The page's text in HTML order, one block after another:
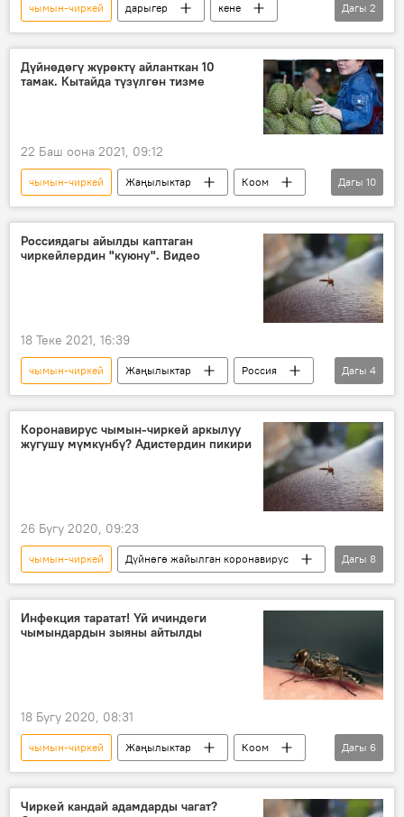
чымын-чиркей дарыгер
кене
вирус
оору
Дагы 2
Дүйнөдөгү жүрөктү айланткан 10
тамак. Кытайда түзүлгөн тизме
22 Баш оона 2021, 09:12
чымын-чиркей Жаңылыктар
Коом
Дүйнөдө
Басма сөзгө баяндама
шарап
табит
маанай
Кытай
Дагы 10
Россиядагы айылды каптаган
чиркейлердин "куюну". Видео
18 Теке 2021, 16:39
чымын-чиркей Жаңылыктар
Россия
Дүйнөдө
Коом
Камчатка
куюн
Дагы 4
Коронавирус чымын-чиркей аркылуу
жугушу мүмкүнбү? Адистердин пикири
26 Бугу 2020, 09:23
чымын-чиркей
Дүйнөгө жайылган коронавирус
Жаңылыктар
Коом
Дүйнөдө
коронавирус
карантин
оору
эскертүү
Дагы 8
Инфекция таратат! Үй ичиндеги
чымындардын зыяны айтылды
18 Бугу 2020, 08:31
чымын-чиркей Жаңылыктар
Коом
Дүйнөдө
таштанды
гигиена
вирус
дарт МП "Тазалык"
Дагы 6
Чиркей кандай адамдарды чагат?